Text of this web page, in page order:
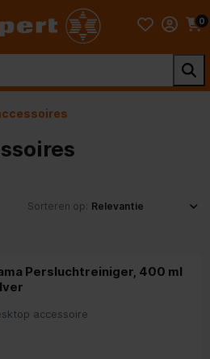
0
Sorteren op:
Persluchtreiniger, 400 ml
accessoire